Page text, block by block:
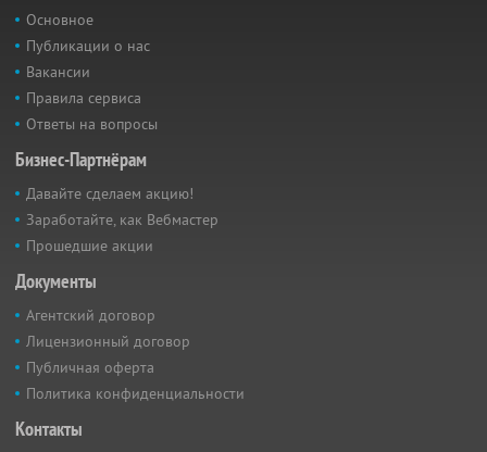
Основное
Публикации о нас
Вакансии
Правила сервиса
Ответы на вопросы
Бизнес-Партнёрам
Давайте сделаем акцию!
Заработайте, как Вебмастер
Прошедшие акции
Документы
Агентский договор
Лицензионный договор
Публичная оферта
Политика конфиденциальности
Контакты